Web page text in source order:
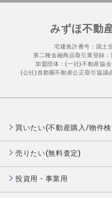
みずほ不動
宅建免許番号：国
第二種金融商品取引業登録
加盟団体：(一社)不動産協
(公社)首都圏不動産公正取引協
買いたい(不動産購入/物件
売りたい(無料査定)
投資用・事業用